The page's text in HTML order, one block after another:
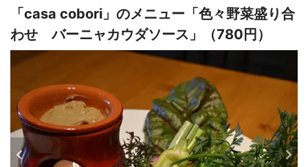
「casa cobori」のメニュー「色々野菜盛り合
わせ バーニャカウダソース」（780円）